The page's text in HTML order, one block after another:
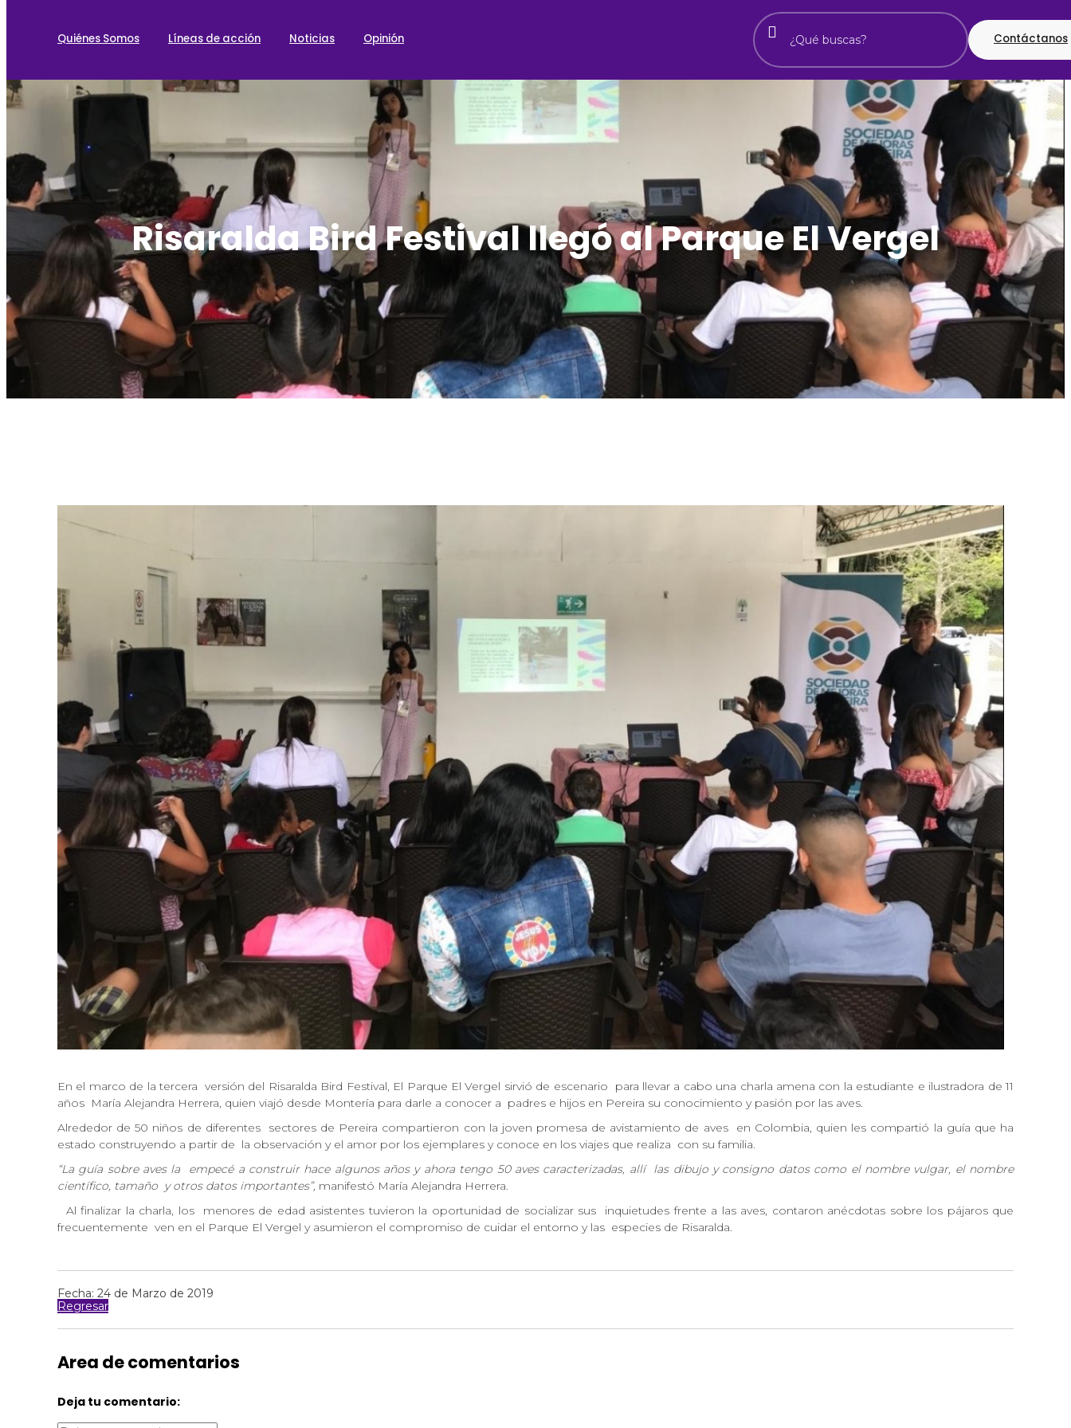
Quiénes Somos Líneas de acción Noticias Opinión Contáctanos
Risaralda Bird Festival llegó al Parque El Vergel
En el marco de la tercera versión del Risaralda Bird Festival, El Parque El Vergel sirvió de escenario
para llevar a cabo una charla amena con la estudiante e ilustradora de 11
años María Alejandra Herrera, quien viajó desde Montería para darle a conocer a padres e hijos en Pereira su conocimiento y pasión por las aves.
Alrededor de 50 niños de diferentes
sectores de Pereira compartieron con la joven promesa de avistamiento de aves
en Colombia, quien les compartió la guía que ha
estado construyendo a partir de la observación y el amor por los ejemplares y conoce en los viajes que realiza con su familia.
“La guía sobre aves la
empecé a construir hace algunos años y ahora tengo 50 aves caracterizadas, allí las dibujo y consigno datos como el nombre vulgar, el nombre
científico, tamaño y otros datos importantes”, manifestó María Alejandra Herrera.
Al finalizar la charla, los
menores de edad asistentes tuvieron la oportunidad de socializar sus
inquietudes frente a las aves, contaron anécdotas sobre los pájaros que
frecuentemente ven en el Parque El Vergel y asumieron el compromiso de cuidar el entorno y las especies de Risaralda.
Fecha: 24 de Marzo de 2019
Regresar
Area de comentarios
Deja tu comentario: